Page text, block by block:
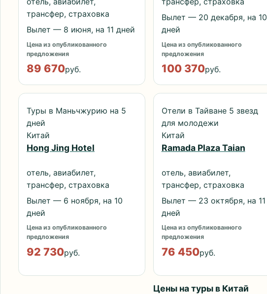
трансфер, страховка
Вылет — 8 июня, на 11 дней
Цена из опубликованного
предложения
89 670руб.
Вылет — 20 декабря, на 10
дней
Цена из опубликованного
предложения
100 370руб.
Туры в Маньчжурию на 5
дней
Китай
Hong Jing Hotel
отель, авиабилет,
трансфер, страховка
Вылет — 6 ноября, на 10
дней
Цена из опубликованного
предложения
92 730руб.
Отели в Тайване 5 звезд
для молодежи
Китай
Ramada Plaza Taian
отель, авиабилет,
трансфер, страховка
Вылет — 23 октября, на 11
дней
Цена из опубликованного
предложения
76 450руб.
Цены на туры в Китай